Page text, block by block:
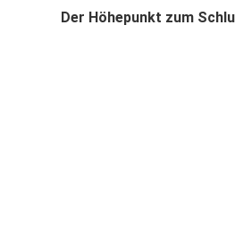
Der Höhepunkt zum